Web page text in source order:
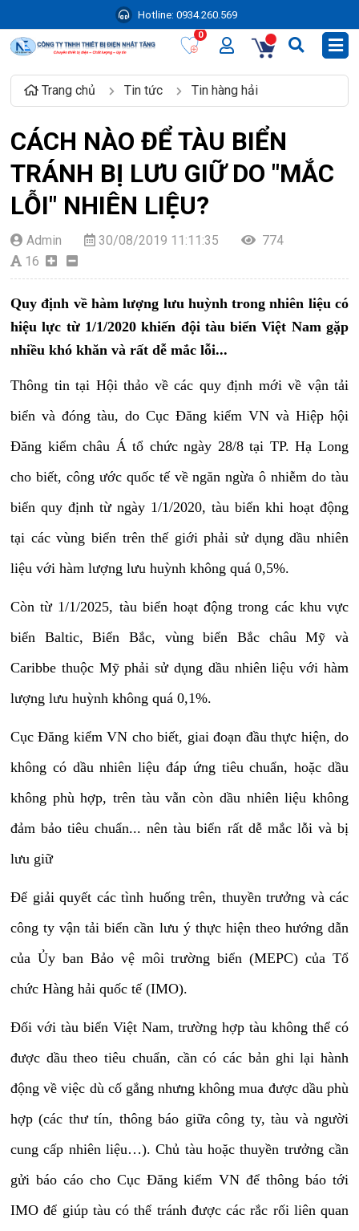
Hotline: 0934.260.569
0
Trang chủ Tin tức Tin hàng hải
CÁCH NÀO ĐỂ TÀU BIỂN
TRÁNH BỊ LƯU GIỮ DO "MẮC
LỖI" NHIÊN LIỆU?
Admin 30/08/2019 11:11:35
774
16
Quy định về hàm lượng lưu huỳnh trong nhiên liệu có
hiệu lực từ 1/1/2020 khiến đội tàu biển Việt Nam gặp
nhiều khó khăn và rất dễ mắc lỗi...
Thông tin tại Hội thảo về các quy định mới về vận tải
biển và đóng tàu, do Cục Đăng kiểm VN và Hiệp hội
Đăng kiểm châu Á tổ chức ngày 28/8 tại TP. Hạ Long
cho biết, công ước quốc tế về ngăn ngừa ô nhiễm do tàu
biển quy định từ ngày 1/1/2020, tàu biển khi hoạt động
tại các vùng biển trên thế giới phải sử dụng dầu nhiên
liệu với hàm lượng lưu huỳnh không quá 0,5%.
Còn từ 1/1/2025, tàu biển hoạt động trong các khu vực
biển Baltic, Biển Bắc, vùng biển Bắc châu Mỹ và
Caribbe thuộc Mỹ phải sử dụng dầu nhiên liệu với hàm
lượng lưu huỳnh không quá 0,1%.
Cục Đăng kiểm VN cho biết, giai đoạn đầu thực hiện, do
không có dầu nhiên liệu đáp ứng tiêu chuẩn, hoặc dầu
không phù hợp, trên tàu vẫn còn dầu nhiên liệu không
đảm bảo tiêu chuẩn... nên tàu biển rất dễ mắc lỗi và bị
lưu giữ
Để giải quyết các tình huống trên, thuyền trưởng và các
công ty vận tải biển cần lưu ý thực hiện theo hướng dẫn
của Ủy ban Bảo vệ môi trường biển (MEPC) của Tổ
chức Hàng hải quốc tế (IMO).
Đối với tàu biển Việt Nam, trường hợp tàu không thể có
được dầu theo tiêu chuẩn, cần có các bản ghi lại hành
động về việc dù cố gắng nhưng không mua được dầu phù
hợp (các thư tín, thông báo giữa công ty, tàu và người
cung cấp nhiên liệu…). Chủ tàu hoặc thuyền trưởng cần
gửi báo cáo cho Cục Đăng kiểm VN để thông báo tới
IMO để giúp tàu có thể tránh được các rắc rối liên quan